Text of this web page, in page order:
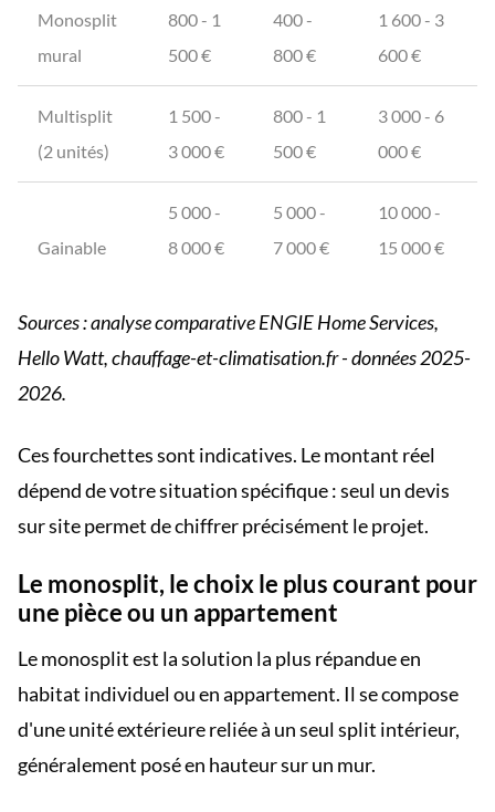
Monosplit
mural
800 - 1
500 €
400 -
800 €
1 600 - 3
600 €
Multisplit
(2 unités)
1 500 -
3 000 €
800 - 1
500 €
3 000 - 6
000 €
Gainable
5 000 -
8 000 €
5 000 -
7 000 €
10 000 -
15 000 €
Sources : analyse comparative ENGIE Home Services,
Hello Watt, chauffage-et-climatisation.fr - données 2025-
2026.
Ces fourchettes sont indicatives. Le montant réel
dépend de votre situation spécifique : seul un devis
sur site permet de chiffrer précisément le projet.
Le monosplit, le choix le plus courant pour
une pièce ou un appartement
Le monosplit est la solution la plus répandue en
habitat individuel ou en appartement. Il se compose
d'une unité extérieure reliée à un seul split intérieur,
généralement posé en hauteur sur un mur.